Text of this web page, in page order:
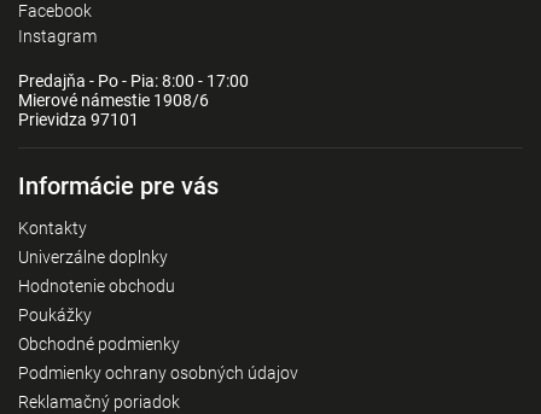
Facebook
Instagram
Predajňa - Po - Pia: 8:00 - 17:00
Mierové námestie 1908/6
Prievidza 97101
Informácie pre vás
Kontakty
Univerzálne doplnky
Hodnotenie obchodu
Poukážky
Obchodné podmienky
Podmienky ochrany osobných údajov
Reklamačný poriadok